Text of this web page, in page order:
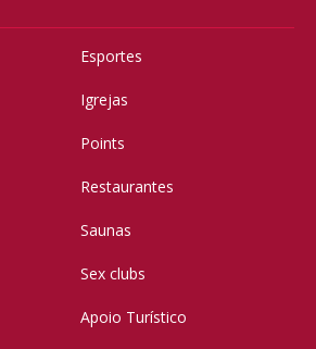
Esportes
Igrejas
Points
Restaurantes
Saunas
Sex clubs
Apoio Turístico